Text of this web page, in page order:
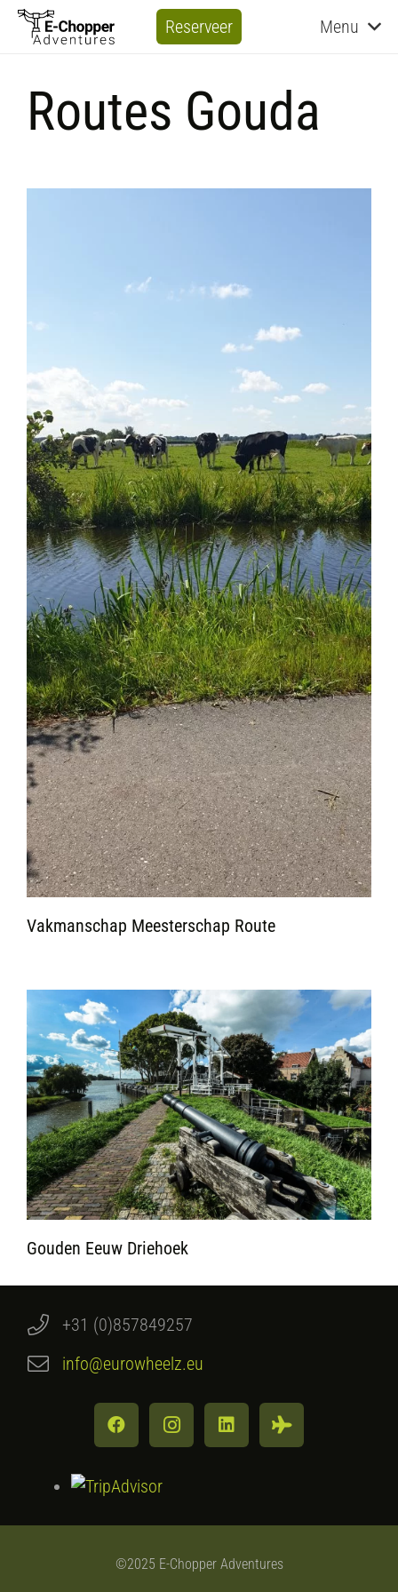
Reserveer Menu
Routes Gouda
Vakmanschap Meesterschap Route
Gouden Eeuw Driehoek
+31 (0)857849257
info@eurowheelz.eu
©2025 E-Chopper Adventures